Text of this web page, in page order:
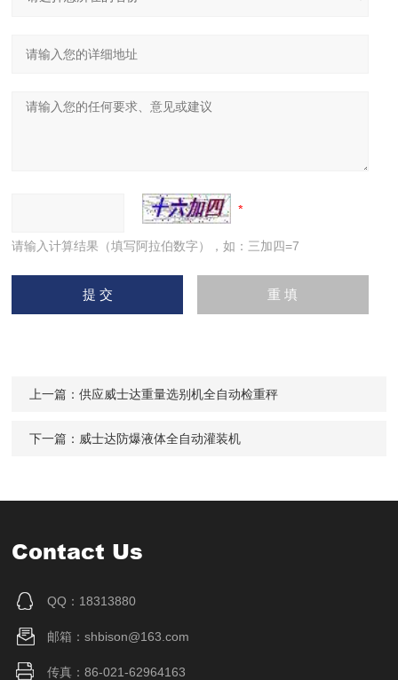
请输入计算结果（填写阿拉伯数字），如：三加四=7
上一篇：供应威士达重量选别机全自动检重秤
下一篇： 威士达防爆液体全自动灌装机
Contact Us
QQ：18313880
邮箱：shbison@163.com
传真：86-021-62964163